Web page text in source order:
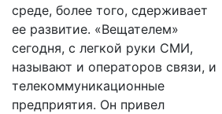
среде, более того, сдерживает
ее развитие. «Вещателем»
сегодня, с легкой руки СМИ,
называют и операторов связи, и
телекоммуникационные
предприятия. Он привел